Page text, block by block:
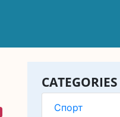
CATEGORIES
Спорт